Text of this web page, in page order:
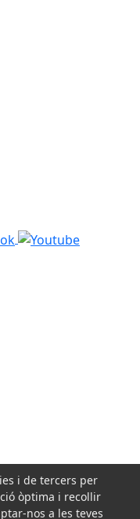
i de tercers per
òptima i recollir
nos a les teves